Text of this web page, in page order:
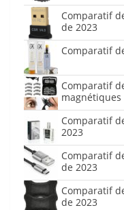
Comparatif
de 2023
Comparatif
Comparatif
magnétiques
Comparatif
2023
Comparatif
de 2023
Comparatif
de 2023